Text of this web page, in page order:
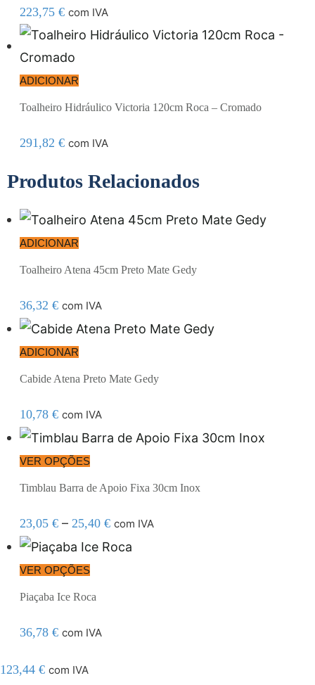
223,75 € com IVA
ADICIONAR
Toalheiro Hidráulico Victoria 120cm Roca – Cromado
291,82 € com IVA
Produtos Relacionados
ADICIONAR
Toalheiro Atena 45cm Preto Mate Gedy
36,32 € com IVA
ADICIONAR
Cabide Atena Preto Mate Gedy
10,78 € com IVA
VER OPÇÕES
Timblau Barra de Apoio Fixa 30cm Inox
23,05 € – 25,40 € com IVA
VER OPÇÕES
Piaçaba Ice Roca
36,78 € com IVA
123,44 € com IVA